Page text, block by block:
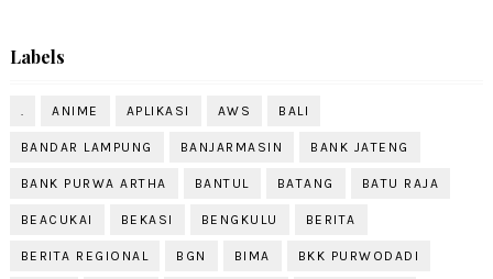
Labels
. ANIME APLIKASI AWS BALI
BANDAR LAMPUNG BANJARMASIN BANK JATENG
BANK PURWA ARTHA BANTUL BATANG BATU RAJA
BEACUKAI BEKASI BENGKULU BERITA
BERITA REGIONAL BGN BIMA BKK PURWODADI